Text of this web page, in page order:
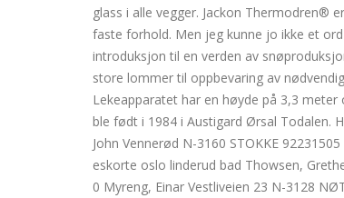
glass i alle vegger. Jackon Thermodren®
faste forhold. Men jeg kunne jo ikke et
introduksjon til en verden av
store lommer til oppbevaring av
Lekeapparatet har en høyde på 3,3
ble født i 1984 i Austigard Ørsal Todalen.
John Vennerød N-3160 STOKKE
eskorte oslo linderud bad Thowsen,
0 Myreng, Einar Vestliveien 23 N-3128